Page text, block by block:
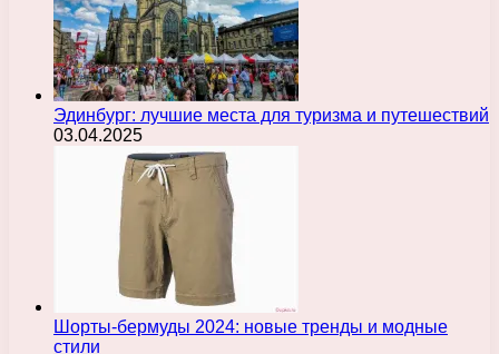
Эдинбург: лучшие места для туризма и путешествий
03.04.2025
Шорты-бермуды 2024: новые тренды и модные
стили